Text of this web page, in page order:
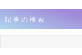
記事の検索